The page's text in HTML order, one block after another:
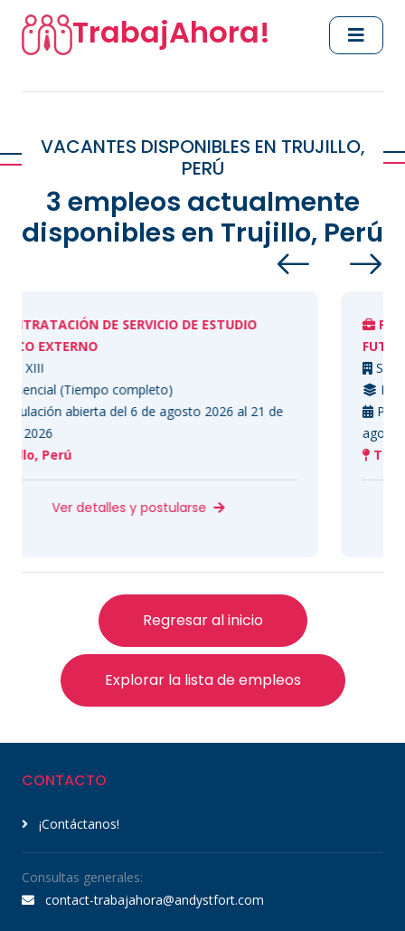
TrabajAhora!
VACANTES DISPONIBLES EN TRUJILLO,
PERÚ
3 empleos actualmente
disponibles en Trujillo, Perú
DE SERVICIO DE ESTUDIO
completo)
del 6 de agosto 2026 al 21 de
detalles y postularse
PROGRAMA
Scania Perú
Presencial
Postulación
agosto 2026
Trujillo, Perú
Regresar al inicio
Explorar la lista de empleos
CONTACTO
¡Contáctanos!
Consultas generales:
contact-trabajahora@andystfort.com